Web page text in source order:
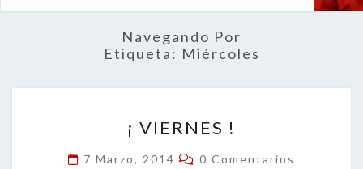
ACTUALIDAD
Navegando Por
Etiqueta: Miércoles
VIERNES
!
¡ VIERNES !
7 Marzo, 2014 Comentarios
0 Comentarios